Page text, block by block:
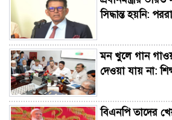
সিদ্ধান্ত হয়নি:
মন খুলে গান
দেওয়া যায় না:
বিএনপি তাদের